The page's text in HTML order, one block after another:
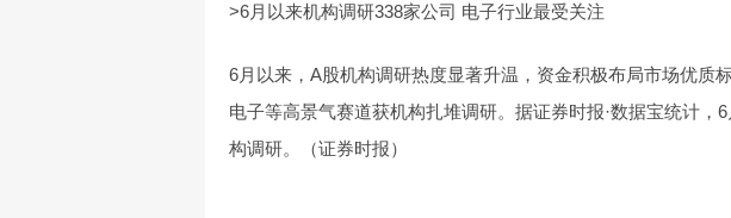
>6月以来机构调研338家公司 电子行业最受关注
6月以来，A股机构调研热度显著升温，资金积极布局市场优质
电子等高景气赛道获机构扎堆调研。据证券时报·数据宝统计，
构调研。（证券时报）